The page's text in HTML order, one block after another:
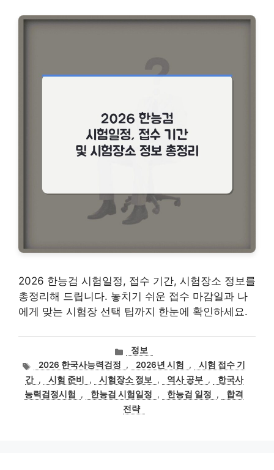
2026 한능검 시험일정, 접수 기간, 시험장소 정보를
총정리해 드립니다. 놓치기 쉬운 접수 마감일과 나
에게 맞는 시험장 선택 팁까지 한눈에 확인하세요.
카
고
리
정보
태2026 한국사능력검정 , 2026년 시험 ,
시험 접수 기
간 , 시험 준비 , 시험장소 정보 , 역사 공부 ,
한국사
능력검정시험
, 한능검 시험일정 , 한능검 일정 ,
합격
전략